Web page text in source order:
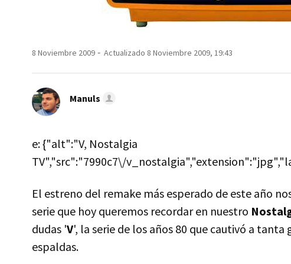
8 Noviembre 2009 Actualizado 8 Noviembre 2009, 19:43
Manuls
e: {"alt":"V, Nostalgia
TV","src":"7990c7\/
El estreno del remake más esperado de este año
serie que hoy queremos recordar en nuestro
dudas 'V', la serie de los años 80 que cautivó a
espaldas.